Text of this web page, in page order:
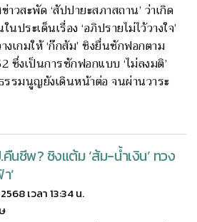
วสะพัด ‘สัปปายะสภาสถาน’ ว่าเกิด
ประเด็นเรื่อง ‘อภิปรายไม่ไว้วางใจ’
เกมให้ ‘ก๊กส้ม’ ชิงยื่นซักฟอกตาม
งเป็นการซักฟอกแบบ ‘ไม่ลงมติ’
รรมนูญยังเดินหน้าต่อ จนผ่านวาระ
นชีพ? ชิงแต้ม ‘ส้ม-น้ำเงิน’ ทวง
’
เวลา 13:34 น.